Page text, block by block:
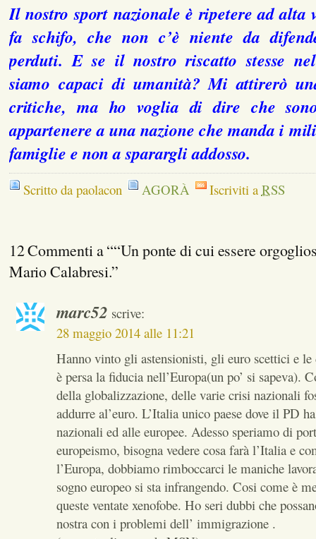
Il nostro sport nazionale è ripetere ad alta
fa schifo, che non c’è niente da
perduti. E se il nostro riscatto stesse
siamo capaci di umanità? Mi attirerò
critiche, ma ho voglia di dire che
appartenere a una nazione che manda i
famiglie e non a sparargli addosso.
Scritto da paolacon AGORÀ Iscriviti a RSS
12 Commenti a ““Un ponte di cui essere
Mario Calabresi.”
marc52 scrive:
28 maggio 2014 alle 11:21
Hanno vinto gli astensionisti, gli euro scettici e le
è persa la fiducia nell’Europa(un po’ si sapeva).
della globalizzazione, delle varie crisi nazionali
addurre al’euro. L’Italia unico paese dove il PD
nazionali ed alle europee. Adesso speriamo di
europeismo, bisogna vedere cosa farà l’Italia e
l’Europa, dobbiamo rimboccarci le maniche
sogno europeo si sta infrangendo. Cosi come è
queste ventate xenofobe. Ho seri dubbi che
nostra con i problemi dell’ immigrazione .